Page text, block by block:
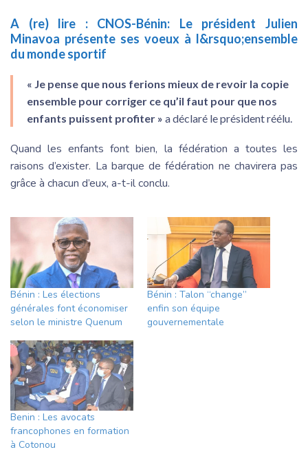
A (re) lire : CNOS-Bénin: Le président Julien
Minavoa présente ses voeux à l&rsquo;ensemble
du monde sportif
« Je pense que nous ferions mieux de revoir la copie
ensemble pour corriger ce qu’il faut pour que nos
enfants puissent profiter » a déclaré le président réélu.
Quand les enfants font bien, la fédération a toutes les
raisons d’exister. La barque de fédération ne chavirera pas
grâce à chacun d’eux, a-t-il conclu.
Bénin : Les élections
générales font économiser
selon le ministre Quenum
Bénin : Talon “change”
enfin son équipe
gouvernementale
Benin : Les avocats
francophones en formation
à Cotonou